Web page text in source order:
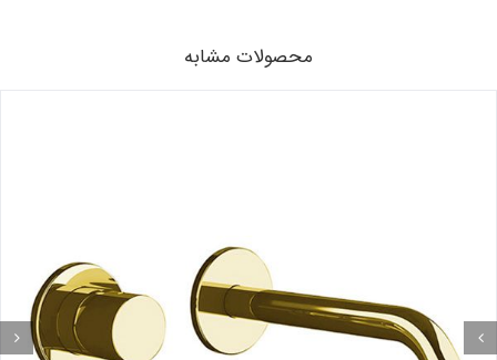
محصولات مشابه